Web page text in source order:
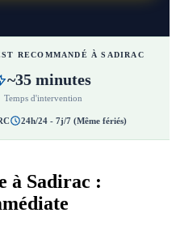
RECOMMANDÉ À SADIRAC
~35 minutes
Temps d'intervention
24h/24 - 7j/7 (Même fériés)
à Sadirac :